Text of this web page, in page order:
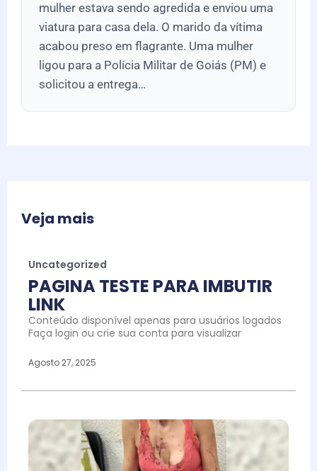
mulher estava sendo agredida e enviou uma
viatura para casa dela. O marido da vítima
acabou preso em flagrante. Uma mulher
ligou para a Polícia Militar de Goiás (PM) e
solicitou a entrega…
Veja mais
Uncategorized
PAGINA TESTE PARA IMBUTIR
LINK
Conteúdo disponível apenas para usuários logados
Faça login ou crie sua conta para visualizar
Agosto 27, 2025